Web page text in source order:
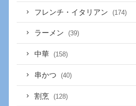
フレンチ・イタリアン (174)
ラーメン (39)
中華 (158)
串かつ (40)
割烹 (128)